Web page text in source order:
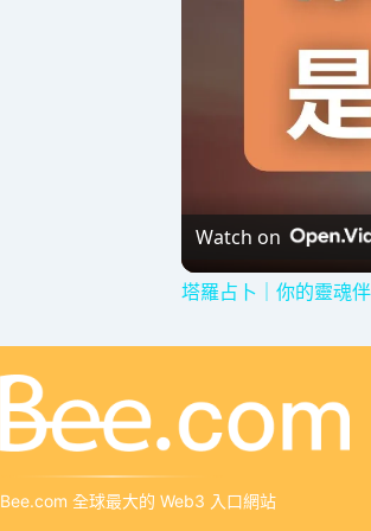
Watch on
塔羅占卜｜你的靈魂
Bee.com 全球最大的 Web3 入口網站